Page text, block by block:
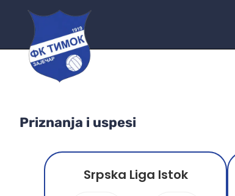
Priznanja i uspesi
Srpska Liga Istok